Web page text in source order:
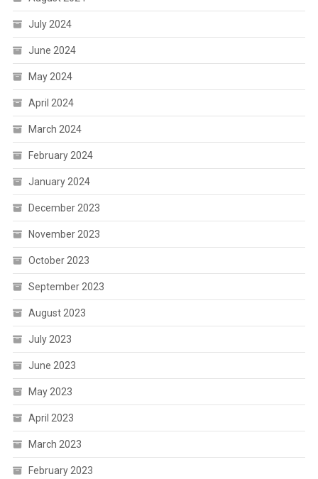
July 2024
June 2024
May 2024
April 2024
March 2024
February 2024
January 2024
December 2023
November 2023
October 2023
September 2023
August 2023
July 2023
June 2023
May 2023
April 2023
March 2023
February 2023